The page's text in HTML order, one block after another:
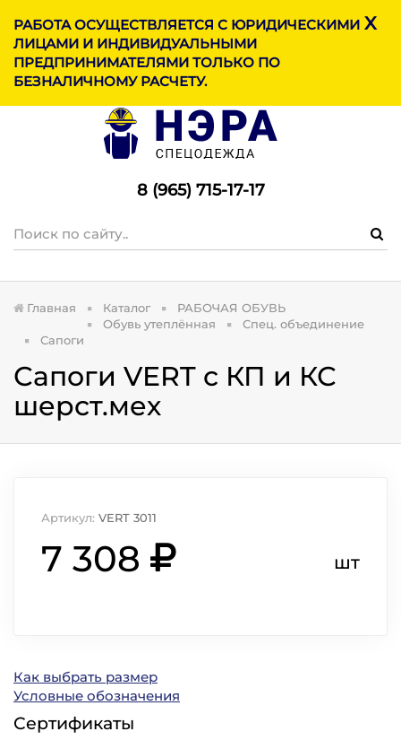
МЕНЮ
РАБОТА ОСУЩЕСТВЛЯЕТСЯ С ЮРИДИЧЕСКИМИ
ЛИЦАМИ И ИНДИВИДУАЛЬНЫМИ
ПРЕДПРИНИМАТЕЛЯМИ ТОЛЬКО ПО
БЕЗНАЛИЧНОМУ РАСЧЕТУ.
X
8 (965) 715-17-17
Главная Каталог
РАБОЧАЯ ОБУВЬ
Обувь утеплённая
Спец. объединение
Сапоги
Сапоги VERT с КП и КС
шерст.мех
Артикул: VERT 3011
7 308 шт
Как выбрать размер
Условные обозначения
Сертификаты